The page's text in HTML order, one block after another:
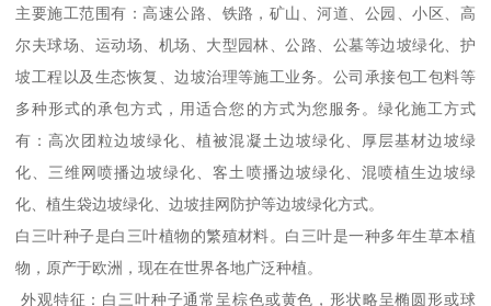
主要施工范围有：高速公路、铁路，矿山、河道、公园、小区、高
尔夫球场、运动场、机场、大型园林、公路、公墓等边坡绿化、护
坡工程以及生态恢复、边坡治理等施工业务。公司承接包工包料等
多种形式的承包方式，用适合您的方式为您服务。绿化施工方式
有：高次团粒边坡绿化、植被混凝土边坡绿化、厚层基材边坡绿
化、三维网喷播边坡绿化、客土喷播边坡绿化、混喷植生边坡绿
化、植生袋边坡绿化、边坡挂网防护等边坡绿化方式。
白三叶种子是白三叶植物的繁殖材料。白三叶是一种多年生草本植
物，原产于欧洲，现在在世界各地广泛种植。
外观特征：白三叶种子通常呈棕色或黄色，形状略呈椭圆形或球